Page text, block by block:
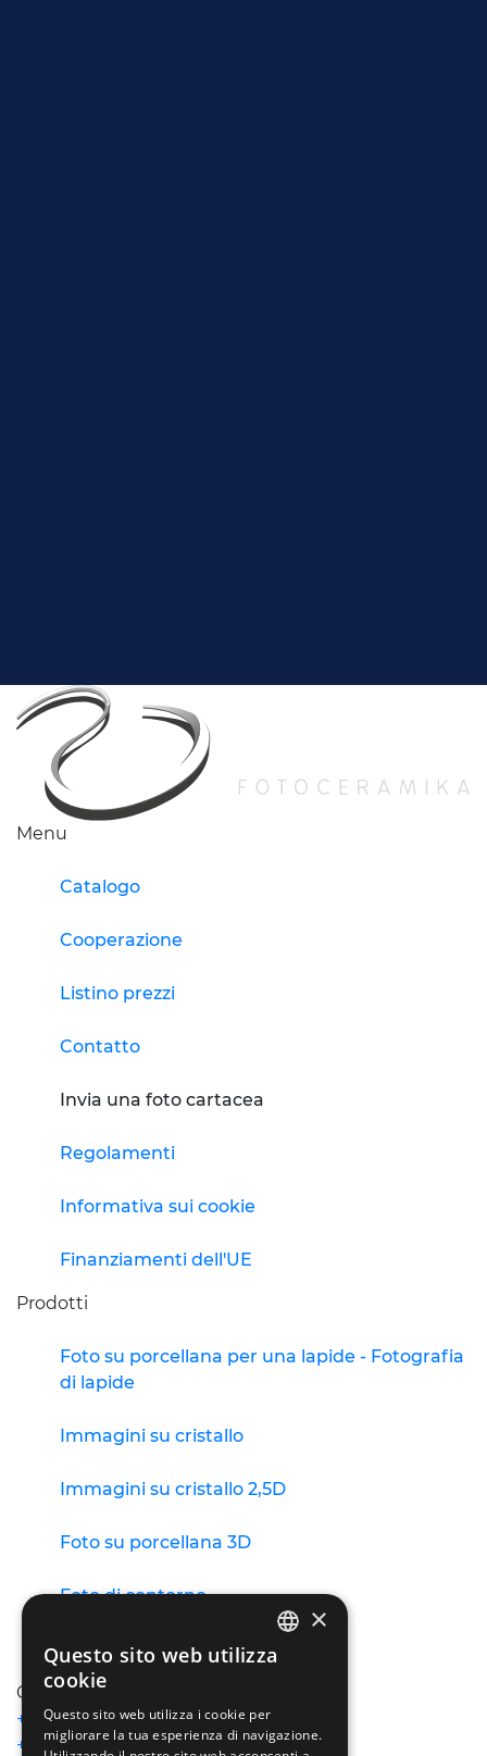
Menu
Catalogo
Cooperazione
Listino prezzi
Contatto
Invia una foto cartacea
Regolamenti
Informativa sui cookie
Finanziamenti dell'UE
Prodotti
Foto su porcellana per una lapide - Fotografia
di lapide
Immagini su cristallo
Immagini su cristallo 2,5D
Foto su porcellana 3D
Foto di contorno
Miniature
Contatto
+48 75 612 90 60
+48 733 210 050
GERMAN
×
Questo sito web utilizza
cookie
Questo sito web utilizza i cookie per
migliorare la tua esperienza di navigazione.